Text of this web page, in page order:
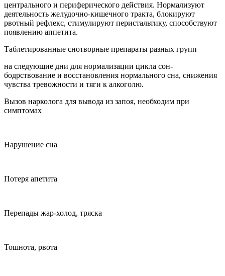
центрального и периферического действия. Нормализуют
деятельность желудочно-кишечного тракта, блокируют
рвотный рефлекс, стимулируют перистальтику, способствуют
появлению аппетита.
Таблетированные снотворные препараты разных групп
на следующие дни для нормализации цикла сон-
бодрствование и восстановления нормального сна, снижения
чувства тревожности и тяги к алкоголю.
Вызов нарколога для вывода из запоя, необходим при
симптомах
Нарушение сна
Потеря апетита
Перепады жар-холод, тряска
Тошнота, рвота